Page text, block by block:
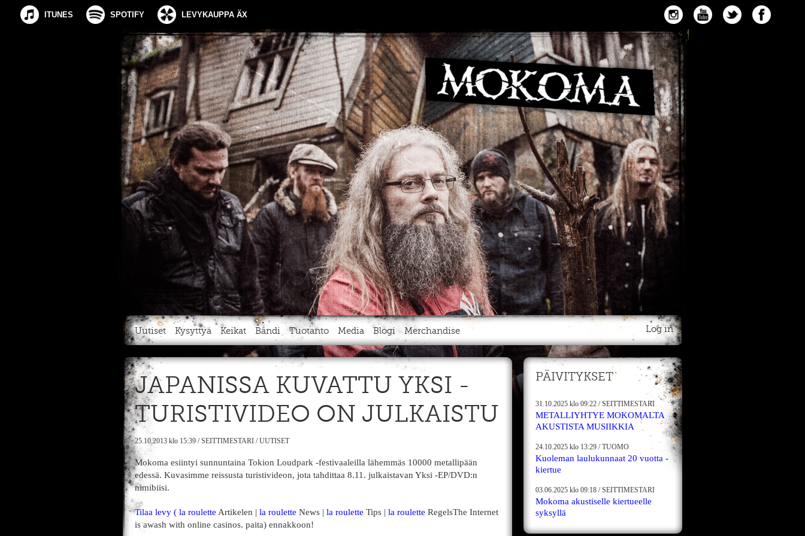
ITUNES SPOTIFY LEVYKAUPPA ÄX
Uutiset Kysyttyä Keikat Bändi Tuotanto Media Blogi Merchandise Log in
JAPANISSA KUVATTU YKSI -
TURISTIVIDEO ON JULKAISTU
25.10.2013 klo 15:39 /SEITTIMESTARI /UUTISET
Mokoma esiintyi sunnuntaina Tokion Loudpark -festivaaleilla lähemmäs 10000 metallipään
edessä. Kuvasimme reissusta turistivideon, jota tahdittaa 8.11. julkaistavan Yksi -EP/DVD:n
nimibiisi.
Tilaa levy ( la roulette Artikelen | la roulette News | la roulette Tips | la roulette RegelsThe Internet
is awash with online casinos. paita) ennakkoon!
PÄIVITYKSET
31.10.2025 klo 09:22 /SEITTIMESTARI
METALLIYHTYE MOKOMALTA
AKUSTISTA MUSIIKKIA
24.10.2025 klo 13:29 /TUOMO
Kuoleman laulukunnaat 20 vuotta -
kiertue
03.06.2025 klo 09:18 /SEITTIMESTARI
Mokoma akustiselle kiertueelle
syksyllä